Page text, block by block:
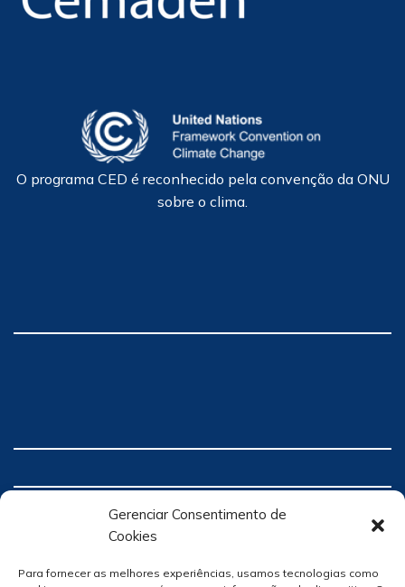
Gerenciar Consentimento de
Cookies
Para fornecer as melhores experiências, usamos tecnologias como
O programa CED é reconhecido pela convenção da ONU
sobre o clima.